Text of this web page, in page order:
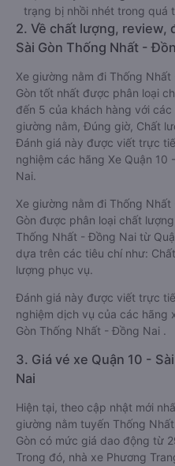
trạng bị nhồi nhét trong quá
2. Về chất lượng, review,
Sài Gòn Thống Nhất -
Xe giường nằm đi Thống
Gòn tốt nhất được phân loại
đến 5 của khách hàng với
giường nằm, Đúng giờ, Chất
Đánh giá này được viết trực
nghiệm các hãng Xe Quận
Nai.
Xe giường nằm đi Thống
Gòn được phân loại chất
Thống Nhất - Đồng Nai từ
dựa trên các tiêu chí như:
lượng phục vụ.
Đánh giá này được viết trực
nghiệm dịch vụ của các hãng
Gòn Thống Nhất - Đồng Nai .
3. Giá vé xe Quận 10 -
Nai
Hiện tại, theo cập nhật mới
giường nằm tuyến Thống
Gòn có mức giá dao động từ
Trong đó, nhà xe Phương